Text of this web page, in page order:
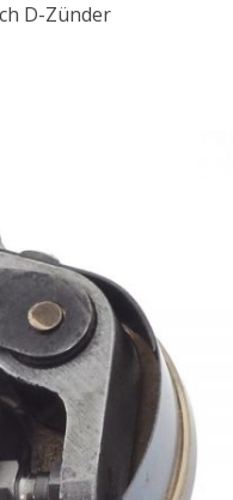
D-Zünder